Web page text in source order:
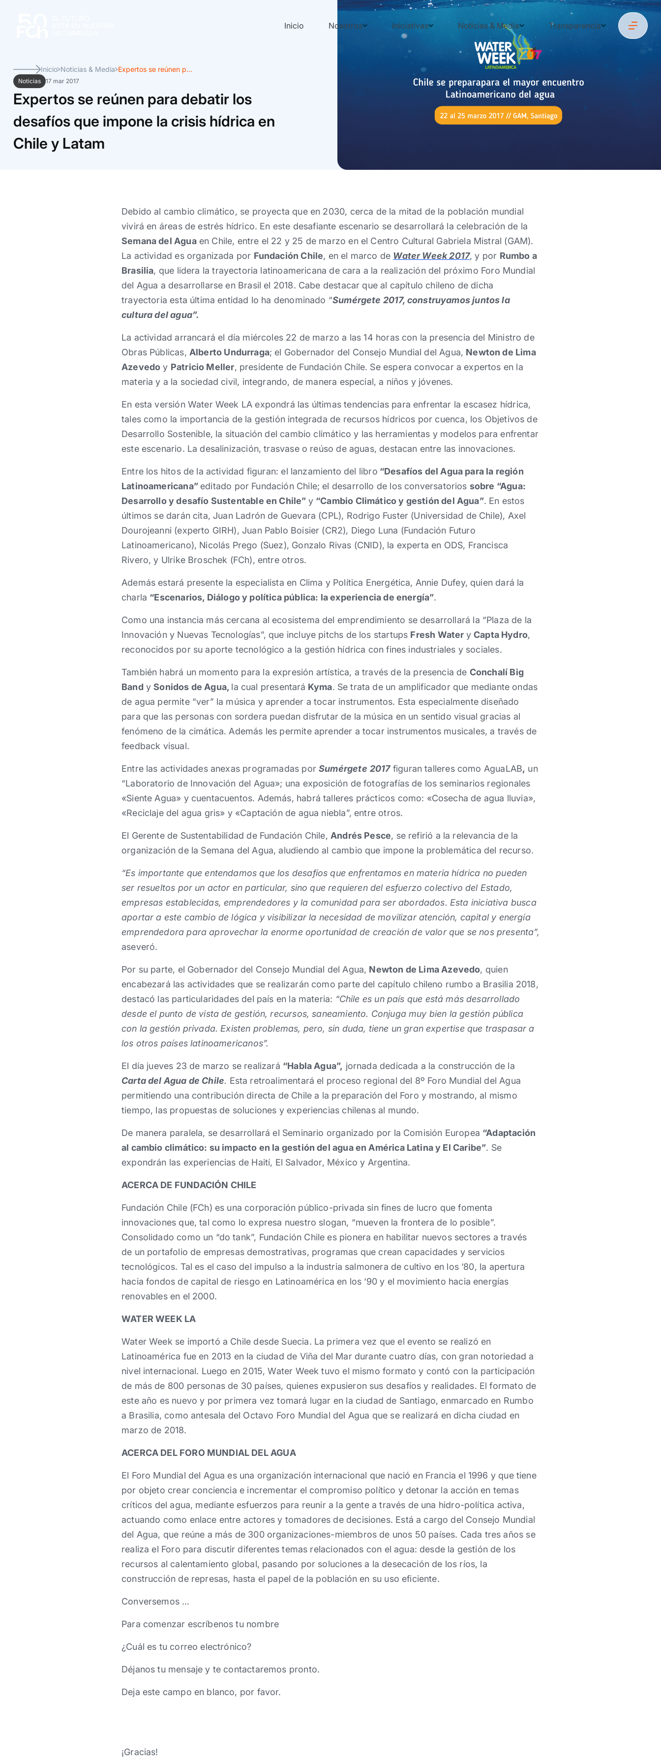
Inicio Nosotros Iniciativas Noticias & Media Transparencia
Inicio Noticias & Media Expertos se reúnen p...
Noticias 17 mar 2017
Expertos se reúnen para debatir los
desafíos que impone la crisis hídrica en
Chile y Latam
Debido al cambio climático, se proyecta que en 2030, cerca de la mitad de la población mundial
vivirá en áreas de estrés hídrico. En este desafiante escenario se desarrollará la celebración de la
Semana del Aguaen Chile, entre el 22 y 25 de marzo en el Centro Cultural Gabriela Mistral (GAM).
La actividad es organizada por Fundación Chile, en el marco de Water Week 2017, y por Rumbo a
Brasilia, que lidera la trayectoria latinoamericana de cara a la realización del próximo Foro Mundial
del Agua a desarrollarse en Brasil el 2018. Cabe destacar que al capítulo chileno de dicha
trayectoria esta última entidad lo ha denominado “Sumérgete 2017, construyamos juntos la
cultura del agua”.
La actividad arrancará el día miércoles 22 de marzo a las 14 horas con la presencia del Ministro de
Obras Públicas, Alberto Undurraga; el Gobernador del Consejo Mundial del Agua, Newton de Lima
Azevedo y Patricio Meller, presidente de Fundación Chile. Se espera convocar a expertos en la
materia y a la sociedad civil, integrando, de manera especial, a niños y jóvenes.
En esta versión Water Week LA expondrá las últimas tendencias para enfrentar la escasez hídrica,
tales como la importancia de la gestión integrada de recursos hídricos por cuenca, los Objetivos de
Desarrollo Sostenible, la situación del cambio climático y las herramientas y modelos para enfrentar
este escenario. La desalinización, trasvase o reúso de aguas, destacan entre las innovaciones.
Entre los hitos de la actividad figuran: el lanzamiento del libro “Desafíos del Agua para la región
Latinoamericana” editado por Fundación Chile; el desarrollo de los conversatorios sobre “Agua:
Desarrollo y desafío Sustentable en Chile” y “Cambio Climático y gestión del Agua”. En estos
últimos se darán cita, Juan Ladrón de Guevara (CPL), Rodrigo Fuster (Universidad de Chile), Axel
Dourojeanni (experto GIRH), Juan Pablo Boisier (CR2), Diego Luna (Fundación Futuro
Latinoamericano), Nicolás Prego (Suez), Gonzalo Rivas (CNID), la experta en ODS, Francisca
Rivero, y Ulrike Broschek (FCh), entre otros.
Además estará presente la especialista en Clima y Política Energética, Annie Dufey, quien dará la
charla “Escenarios, Diálogo y política pública: la experiencia de energía”.
Como una instancia más cercana al ecosistema del emprendimiento se desarrollará la “Plaza de la
Innovación y Nuevas Tecnologías”, que incluye pitchs de los startups Fresh Water y Capta Hydro,
reconocidos por su aporte tecnológico a la gestión hídrica con fines industriales y sociales.
También habrá un momento para la expresión artística, a través de la presencia de Conchalí Big
BandySonidos de Agua, la cual presentará Kyma. Se trata de un amplificador que mediante ondas
de agua permite “ver” la música y aprender a tocar instrumentos. Esta especialmente diseñado
para que las personas con sordera puedan disfrutar de la música en un sentido visual gracias al
fenómeno de la cimática. Además les permite aprender a tocar instrumentos musicales, a través de
feedback visual.
Entre las actividades anexas programadas porSumérgete 2017figuran talleres como AguaLAB, un
“Laboratorio de Innovación del Agua»; una exposición de fotografías de los seminarios regionales
«Siente Agua» y cuentacuentos. Además, habrá talleres prácticos como: «Cosecha de agua lluvia»,
«Reciclaje del agua gris» y «Captación de agua niebla”, entre otros.
El Gerente de Sustentabilidad de Fundación Chile, Andrés Pesce, se refirió a la relevancia de la
organización de la Semana del Agua, aludiendo al cambio que impone la problemática del recurso.
“Es importante que entendamos que los desafíos que enfrentamos en materia hídrica no pueden
ser resueltos por un actor en particular, sino que requieren del esfuerzo colectivo del Estado,
empresas establecidas, emprendedores y la comunidad para ser abordados. Esta iniciativa busca
aportar a este cambio de lógica y visibilizar la necesidad de movilizar atención, capital y energía
emprendedora para aprovechar la enorme oportunidad de creación de valor que se nos presenta”,
aseveró.
Por su parte, el Gobernador del Consejo Mundial del Agua, Newton de Lima Azevedo, quien
encabezará las actividades que se realizarán como parte del capítulo chileno rumbo a Brasilia 2018,
destacó las particularidades del país en la materia: “Chile es un país que está más desarrollado
desde el punto de vista de gestión, recursos, saneamiento. Conjuga muy bien la gestión pública
con la gestión privada. Existen problemas, pero, sin duda, tiene un gran expertise que traspasar a
los otros países latinoamericanos”.
El día jueves 23 de marzo se realizará “Habla Agua”, jornada dedicada a la construcción de la
Carta del Agua de Chile. Esta retroalimentará el proceso regional del 8º Foro Mundial del Agua
permitiendo una contribución directa de Chile a la preparación del Foro y mostrando, al mismo
tiempo, las propuestas de soluciones y experiencias chilenas al mundo.
De manera paralela, se desarrollará el Seminario organizado por la Comisión Europea “Adaptación
al cambio climático: su impacto en la gestión del agua en América Latina y El Caribe”. Se
expondrán las experiencias de Haití, El Salvador, México y Argentina.
ACERCA DE FUNDACIÓN CHILE
Fundación Chile (FCh) es una corporación público-privada sin fines de lucro que fomenta
innovaciones que, tal como lo expresa nuestro slogan, “mueven la frontera de lo posible”.
Consolidado como un “do tank”, Fundación Chile es pionera en habilitar nuevos sectores a través
de un portafolio de empresas demostrativas, programas que crean capacidades y servicios
tecnológicos. Tal es el caso del impulso a la industria salmonera de cultivo en los ‘80, la apertura
hacia fondos de capital de riesgo en Latinoamérica en los ‘90 y el movimiento hacia energías
renovables en el 2000.
WATER WEEK LA
Water Week se importó a Chile desde Suecia. La primera vez que el evento se realizó en
Latinoamérica fue en 2013 en la ciudad de Viña del Mar durante cuatro días, con gran notoriedad a
nivel internacional. Luego en 2015, Water Week tuvo el mismo formato y contó con la participación
de más de 800 personas de 30 países, quienes expusieron sus desafíos y realidades. El formato de
este año es nuevo y por primera vez tomará lugar en la ciudad de Santiago, enmarcado en Rumbo
a Brasilia, como antesala del Octavo Foro Mundial del Agua que se realizará en dicha ciudad en
marzo de 2018.
ACERCA DEL FORO MUNDIAL DEL AGUA
El Foro Mundial del Agua es una organización internacional que nació en Francia el 1996 y que tiene
por objeto crear conciencia e incrementar el compromiso político y detonar la acción en temas
críticos del agua, mediante esfuerzos para reunir a la gente a través de una hidro-política activa,
actuando como enlace entre actores y tomadores de decisiones. Está a cargo del Consejo Mundial
del Agua, que reúne a más de 300 organizaciones-miembros de unos 50 países. Cada tres años se
realiza el Foro para discutir diferentes temas relacionados con el agua: desde la gestión de los
recursos al calentamiento global, pasando por soluciones a la desecación de los ríos, la
construcción de represas, hasta el papel de la población en su uso eficiente.
Conversemos …
Para comenzar escríbenos tu nombre
¿Cuál es tu correo electrónico?
Déjanos tu mensaje y te contactaremos pronto.
Deja este campo en blanco, por favor.
¡Gracias!